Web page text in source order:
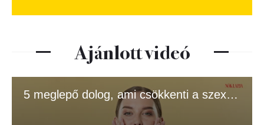
Ajánlott videó
5 meglepő dolog, ami csökkenti a szexuális vonzerőt